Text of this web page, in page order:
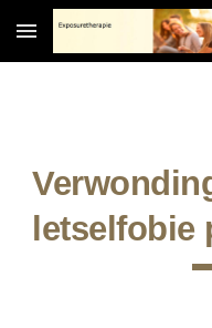
Skip to main content
letselfobie